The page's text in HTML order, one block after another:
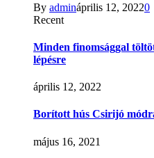
By admináprilis 12, 20220
Recent
Minden finomsággal
lépésre
április 12, 2022
Borított hús Csirijó
május 16, 2021